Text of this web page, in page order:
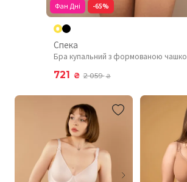
Фан Дні -65%
Спека
Бра купальний з формованою
721 ₴ 2 059₴